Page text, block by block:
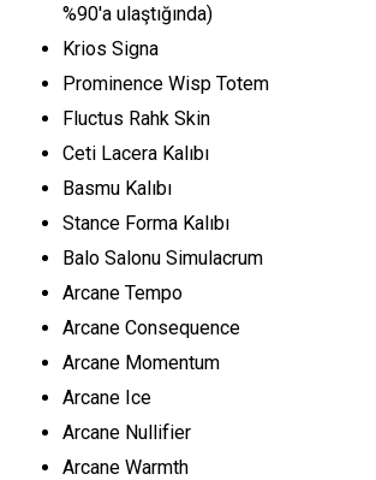
%90'a ulaştığında)
Krios Signa
Prominence Wisp Totem
Fluctus Rahk Skin
Ceti Lacera Kalıbı
Basmu Kalıbı
Stance Forma Kalıbı
Balo Salonu Simulacrum
Arcane Tempo
Arcane Consequence
Arcane Momentum
Arcane Ice
Arcane Nullifier
Arcane Warmth